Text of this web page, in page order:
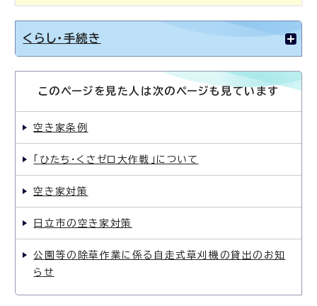
くらし・手続き
このページを見た人は次のページも見ています
空き家条例
「ひたち・くさゼロ大作戦」について
空き家対策
日立市の空き家対策
公園等の除草作業に係る自走式草刈機の貸出のお知
らせ